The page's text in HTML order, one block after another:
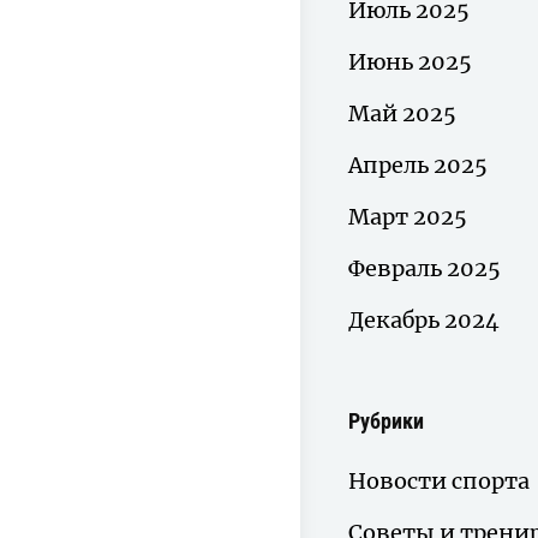
Июль 2025
Июнь 2025
Май 2025
Апрель 2025
Март 2025
Февраль 2025
Декабрь 2024
Рубрики
Новости спорта